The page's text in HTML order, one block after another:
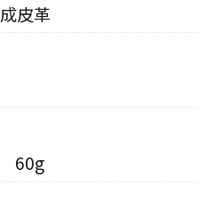
皮革
60g